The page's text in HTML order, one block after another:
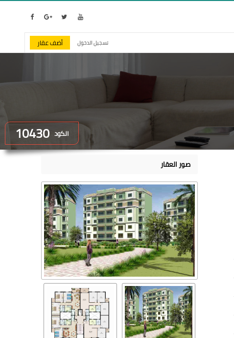
تسجيل الدخول أضف عقار
الكود 10430
صور العقار